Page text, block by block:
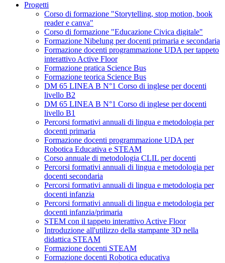
Progetti
Corso di formazione "Storytelling, stop motion, book
reader e canva"
Corso di formazione "Educazione Civica digitale"
Formazione Nibelung per docenti primaria e secondaria
Formazione docenti programmazione UDA per tappeto
interattivo Active Floor
Formazione pratica Science Bus
Formazione teorica Science Bus
DM 65 LINEA B N°1 Corso di inglese per docenti
livello B2
DM 65 LINEA B N°1 Corso di inglese per docenti
livello B1
Percorsi formativi annuali di lingua e metodologia per
docenti primaria
Formazione docenti programmazione UDA per
Robotica Educativa e STEAM
Corso annuale di metodologia CLIL per docenti
Percorsi formativi annuali di lingua e metodologia per
docenti secondaria
Percorsi formativi annuali di lingua e metodologia per
docenti infanzia
Percorsi formativi annuali di lingua e metodologia per
docenti infanzia/primaria
STEM con il tappeto interattivo Active Floor
Introduzione all'utilizzo della stampante 3D nella
didattica STEAM
Formazione docenti STEAM
Formazione docenti Robotica educativa